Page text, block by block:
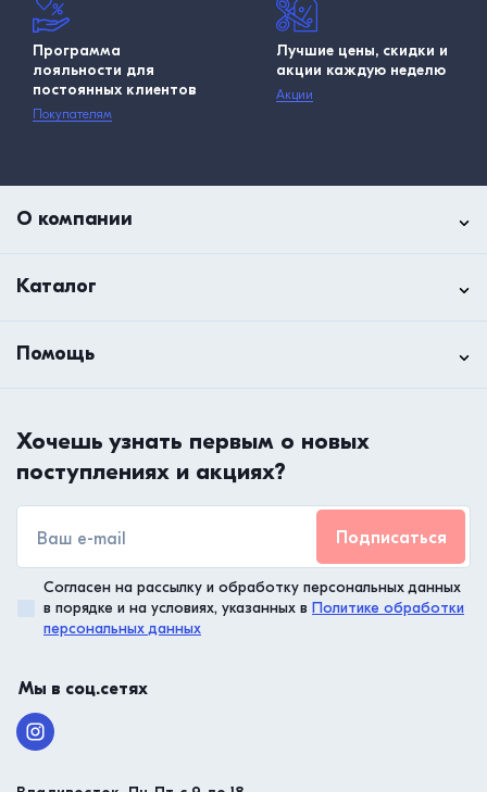
Программа
лояльности для
постоянных клиентов
Покупателям
Лучшие цены, скидки и
акции каждую неделю
Акции
О компании
Каталог
Помощь
Хочешь узнать первым о новых
поступлениях и акциях?
Подписаться
Согласен на рассылку и обработку персональных данных
в порядке и на условиях, указанных в Политике обработки
персональных данных
Мы в соц.сетях